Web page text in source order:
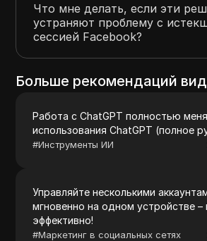
Что мне делать, если эти
устраняют проблему с
сессией Facebook?
Больше рекомендаций
Работа с ChatGPT полностью
использования ChatGPT (полное
#Инструменты ИИ
Управляйте несколькими
мгновенно на одном устройстве –
эффективно!
#Маркетинг в социальных сетях